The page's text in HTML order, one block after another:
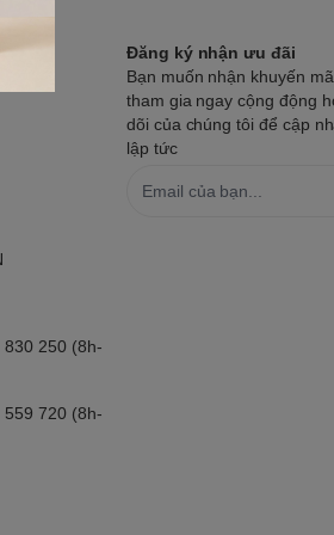
830 250 (8h-
559 720 (8h-
Đăng ký nhận ưu đãi
Bạn muốn nhận khuyến
tham gia ngay cộng động
dõi của chúng tôi để cập
lập tức